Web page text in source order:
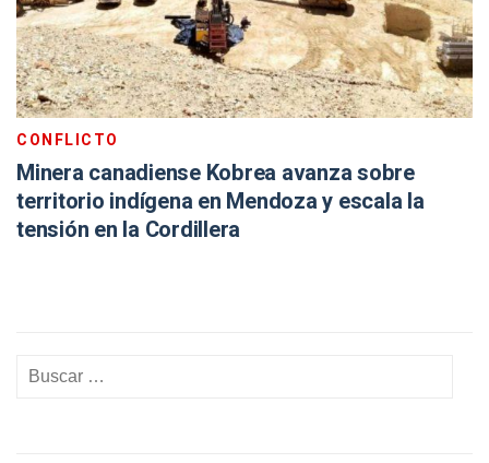
CONFLICTO
Minera canadiense Kobrea avanza sobre
territorio indígena en Mendoza y escala la
tensión en la Cordillera